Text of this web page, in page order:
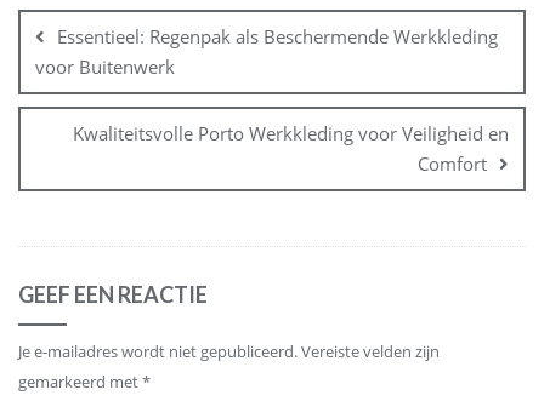
navigatie
Essentieel: Regenpak als Beschermende Werkkleding
voor Buitenwerk
Kwaliteitsvolle Porto Werkkleding voor Veiligheid en
Comfort
GEEF EEN REACTIE
Je e-mailadres wordt niet gepubliceerd.Vereiste velden zijn
gemarkeerd met*